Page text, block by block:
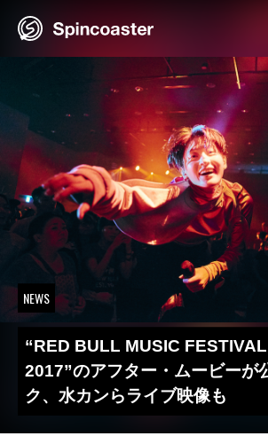
NEWS
“RED BULL MUSIC
2017”のアフター・ムービー
ク、水カンらライブ映像も